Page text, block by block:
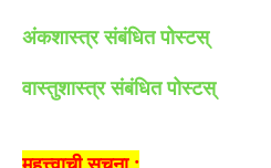
अंकशास्त्र संबंधित पोस्टस्
वास्तुशास्त्र संबंधित पोस्टस्